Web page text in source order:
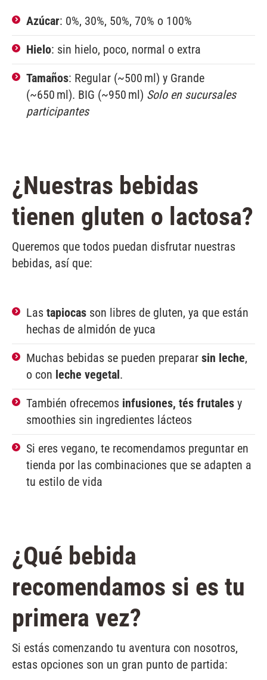
Azúcar: 0%, 30%, 50%, 70% o 100%
Hielo: sin hielo, poco, normal o extra
Tamaños: Regular (~500 ml) y Grande
(~650 ml). BIG (~950 ml) Solo en sucursales
participantes
¿Nuestras bebidas
tienen gluten o lactosa?
Queremos que todos puedan disfrutar nuestras
bebidas, así que:
Las tapiocas son libres de gluten, ya que están
hechas de almidón de yuca
Muchas bebidas se pueden preparar sin leche,
o con leche vegetal.
También ofrecemos infusiones, tés frutales y
smoothies sin ingredientes lácteos
Si eres vegano, te recomendamos preguntar en
tienda por las combinaciones que se adapten a
tu estilo de vida
¿Qué bebida
recomendamos si es tu
primera vez?
Si estás comenzando tu aventura con nosotros,
estas opciones son un gran punto de partida: